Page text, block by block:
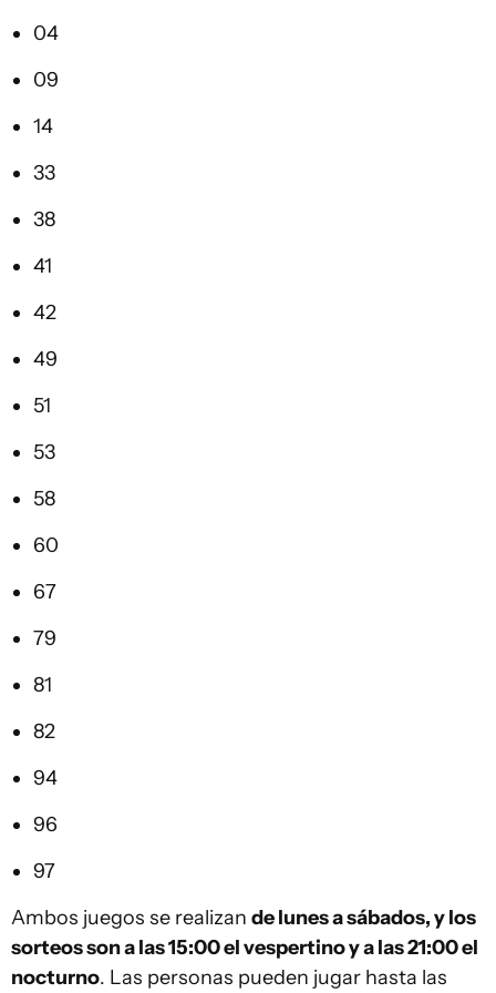
04
09
14
33
38
41
42
49
51
53
58
60
67
79
81
82
94
96
97
Ambos juegos se realizan de lunes a sábados, y los
sorteos son a las 15:00 el vespertino y a las 21:00 el
nocturno. Las personas pueden jugar hasta las